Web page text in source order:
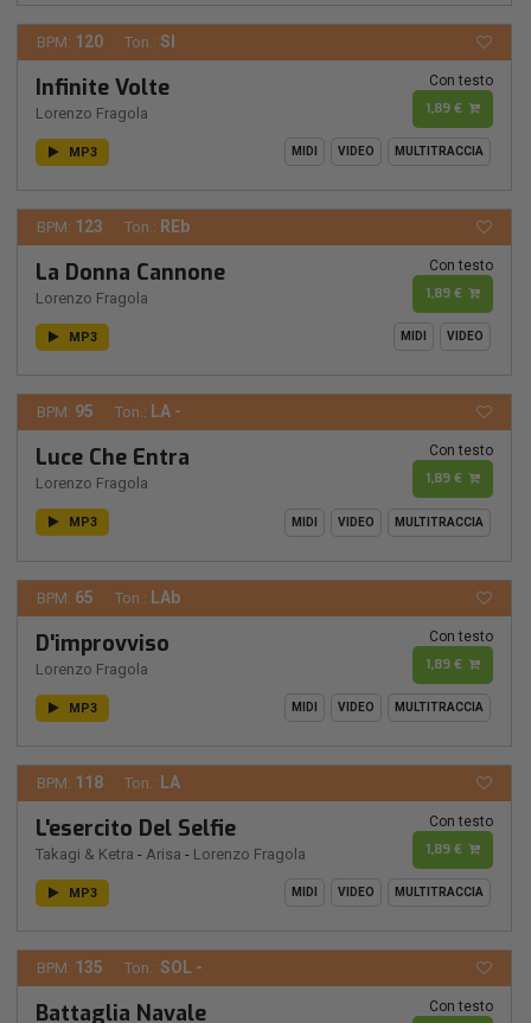
BPM: 120 Ton.: SI
Infinite Volte
Lorenzo Fragola
Con testo
1,89 €
MP3 MIDI VIDEO MULTITRACCIA
BPM: 123 Ton.: REb
La Donna Cannone
Lorenzo Fragola
Con testo
1,89 €
MP3 MIDI VIDEO
BPM: 95 Ton.: LA -
Luce Che Entra
Lorenzo Fragola
Con testo
1,89 €
MP3 MIDI VIDEO MULTITRACCIA
BPM: 65 Ton.: LAb
D'improvviso
Lorenzo Fragola
Con testo
1,89 €
MP3 MIDI VIDEO MULTITRACCIA
BPM: 118 Ton.: LA
L'esercito Del Selfie
Takagi & Ketra - Arisa - Lorenzo Fragola
Con testo
1,89 €
MP3 MIDI VIDEO MULTITRACCIA
BPM: 135 Ton.: SOL -
Battaglia Navale Con testo